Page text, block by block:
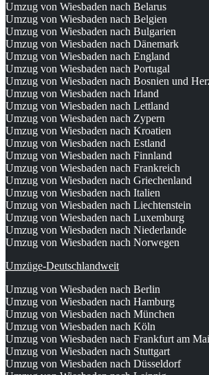
Umzug von Wiesbaden nach Belarus
Umzug von Wiesbaden nach Belgien
Umzug von Wiesbaden nach Bulgarien
Umzug von Wiesbaden nach Dänemark
Umzug von Wiesbaden nach England
Umzug von Wiesbaden nach Portugal
Umzug von Wiesbaden nach Bosnien und
Umzug von Wiesbaden nach Irland
Umzug von Wiesbaden nach Lettland
Umzug von Wiesbaden nach Zypern
Umzug von Wiesbaden nach Kroatien
Umzug von Wiesbaden nach Estland
Umzug von Wiesbaden nach Finnland
Umzug von Wiesbaden nach Frankreich
Umzug von Wiesbaden nach Griechenland
Umzug von Wiesbaden nach Italien
Umzug von Wiesbaden nach Liechtenstein
Umzug von Wiesbaden nach Luxemburg
Umzug von Wiesbaden nach Niederlande
Umzug von Wiesbaden nach Norwegen
Umzüge-Deutschlandweit
Umzug von Wiesbaden nach Berlin
Umzug von Wiesbaden nach Hamburg
Umzug von Wiesbaden nach München
Umzug von Wiesbaden nach Köln
Umzug von Wiesbaden nach Frankfurt am
Umzug von Wiesbaden nach Stuttgart
Umzug von Wiesbaden nach Düsseldorf